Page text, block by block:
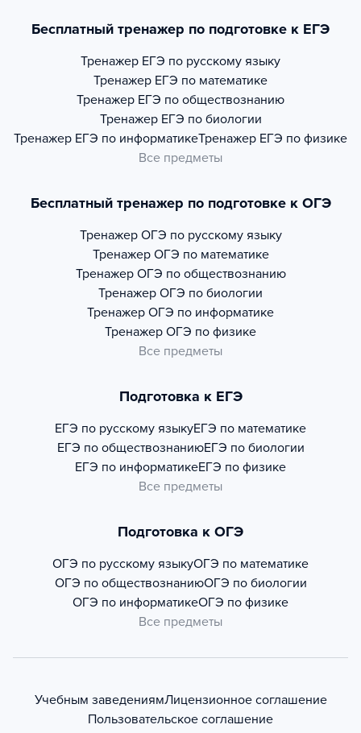
Бесплатный тренажер по подготовке к ЕГЭ
Тренажер ЕГЭ по русскому языку
Тренажер ЕГЭ по математике
Тренажер ЕГЭ по обществознанию
Тренажер ЕГЭ по биологии
Тренажер ЕГЭ по информатикеТренажер ЕГЭ по физике
Все предметы
Бесплатный тренажер по подготовке к ОГЭ
Тренажер ОГЭ по русскому языку
Тренажер ОГЭ по математике
Тренажер ОГЭ по обществознанию
Тренажер ОГЭ по биологии
Тренажер ОГЭ по информатике
Тренажер ОГЭ по физике
Все предметы
Подготовка к ЕГЭ
ЕГЭ по русскому языкуЕГЭ по математике
ЕГЭ по обществознаниюЕГЭ по биологии
ЕГЭ по информатикеЕГЭ по физике
Все предметы
Подготовка к ОГЭ
ОГЭ по русскому языкуОГЭ по математике
ОГЭ по обществознаниюОГЭ по биологии
ОГЭ по информатикеОГЭ по физике
Все предметы
Учебным заведениямЛицензионное соглашение
Пользовательское соглашение